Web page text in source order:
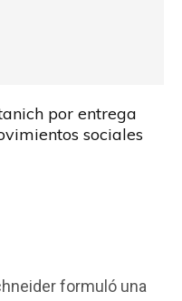
por entrega
sociales
formuló una